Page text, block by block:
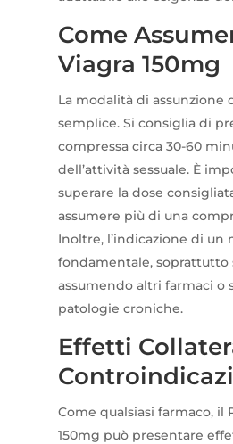
Come
Viagra 150mg
La modalità di assunzione
semplice. Si consiglia di
compressa circa 30-60
dell’attività sessuale. È
superare la dose
assumere più di una
Inoltre, l’indicazione di un
fondamentale, soprattutto
assumendo altri farmaci o
patologie croniche.
Effetti
Come qualsiasi farmaco, il
150mg può presentare